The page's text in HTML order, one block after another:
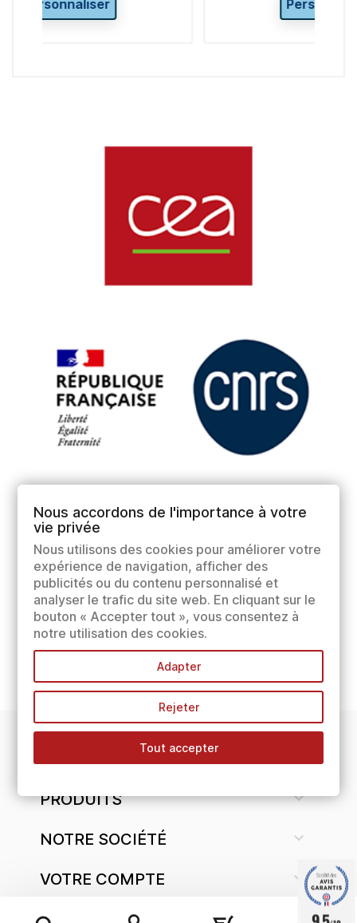
INFORMATIONS
PRODUITS 
NOTRE SOCIÉTÉ 
VOTRE COMPTE 
Nous accordons de l'importance à votre
vie privée
Nous utilisons des cookies pour améliorer votre
expérience de navigation, afficher des
publicités ou du contenu personnalisé et
analyser le trafic du site web. En cliquant sur le
bouton « Accepter tout », vous consentez à
notre utilisation des cookies.
Adapter
Rejeter
Tout accepter